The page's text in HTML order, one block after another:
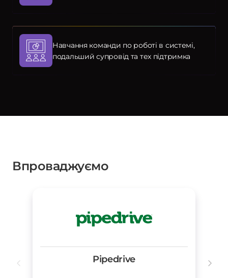
Навчання команди по роботі в системі,
подальший супровід та тех підтримка
Впроваджуємо
Pipedrive